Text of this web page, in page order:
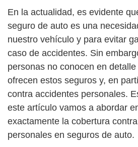
En la actualidad, es evidente
seguro de auto es una
nuestro vehículo y para evitar
caso de accidentes. Sin
personas no conocen en
ofrecen estos seguros y, en
contra accidentes personales.
este artículo vamos a abordar
exactamente la cobertura
personales en seguros de auto.